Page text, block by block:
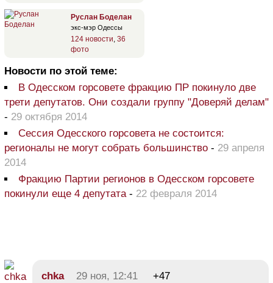
Руслан Боделан
экс-мэр Одессы
124 новости, 36
фото
Новости по этой теме:
В Одесском горсовете фракцию ПР покинуло две
трети депутатов. Они создали группу "Доверяй делам"
- 29 октября 2014
Сессия Одесского горсовета не состоится:
регионалы не могут собрать большинство - 29 апреля
2014
Фракцию Партии регионов в Одесском горсовете
покинули еще 4 депутата- 22 февраля 2014
chka 29 ноя, 12:41
+47